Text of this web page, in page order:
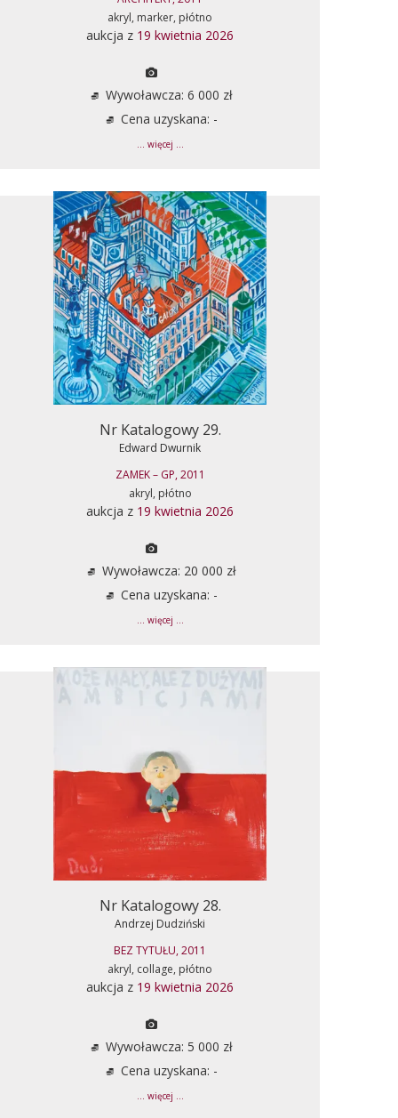
akryl, marker, płótno
aukcja z 19 kwietnia 2026
Wywoławcza: 6 000 zł
Cena uzyskana: -
... więcej ...
Nr Katalogowy 29.
Edward Dwurnik
ZAMEK – GP, 2011
akryl, płótno
aukcja z 19 kwietnia 2026
Wywoławcza: 20 000 zł
Cena uzyskana: -
... więcej ...
Nr Katalogowy 28.
Andrzej Dudziński
BEZ TYTUŁU, 2011
akryl, collage, płótno
aukcja z 19 kwietnia 2026
Wywoławcza: 5 000 zł
Cena uzyskana: -
... więcej ...